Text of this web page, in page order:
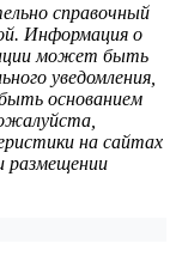
справочный
Информация о
может быть
уведомления,
основанием
на сайтах
размещении